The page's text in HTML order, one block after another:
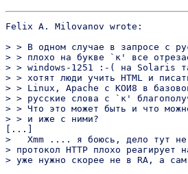
Felix A. Milovanov wrote:
> > В одном случае в запросе с
> > плохо на букве `к' все
> > windows-1251 :-( на Solaris
> > хотят люди учить HTML и
> > Linux, Apache с КОИ8 в
> > русские слова с `к'
> > Что это может быть и что
> > и иже с ними?
[...]
>   Xmm .... я боюсь, дело тут не
> протокол HTTP плохо реагирует
> уже нужно скорее не в RA, а